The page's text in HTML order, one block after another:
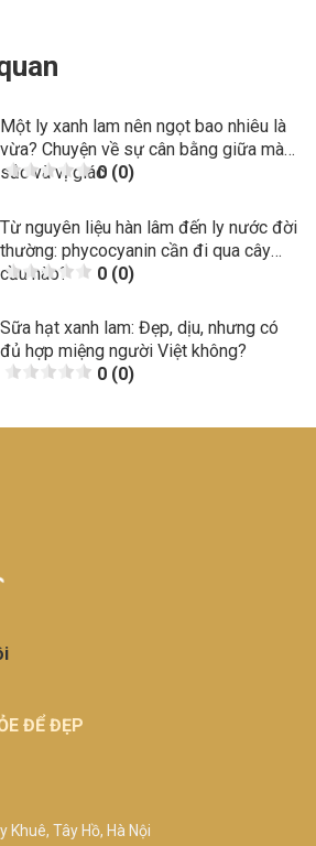
Một ly xanh lam nên ngọt bao nhiêu là
vừa? Chuyện về sự cân bằng giữa màu
sắc và vị giác0 (0)
Từ nguyên liệu hàn lâm đến ly nước đời
thường: phycocyanin cần đi qua cây
cầu nào?
0 (0)
Sữa hạt xanh lam: Đẹp, dịu, nhưng có
đủ hợp miệng người Việt không?
0 (0)
ĐỂ ĐẸP
Khuê, Tây Hồ, Hà Nội